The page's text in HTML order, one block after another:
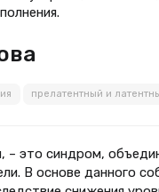
прелатентный и
– это синдром,
В основе данного